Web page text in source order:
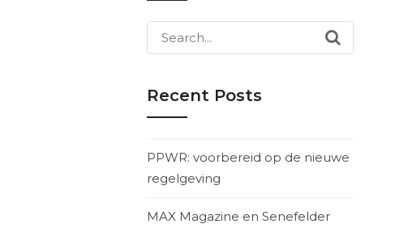
Search
for:
Recent Posts
PPWR: voorbereid op de nieuwe
regelgeving
MAX Magazine en Senefelder